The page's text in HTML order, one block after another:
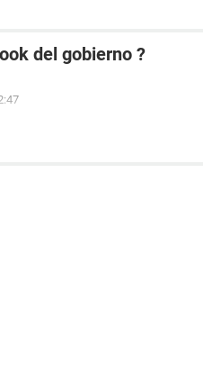
del gobierno ?